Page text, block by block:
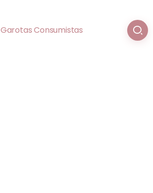
Garotas Consumistas